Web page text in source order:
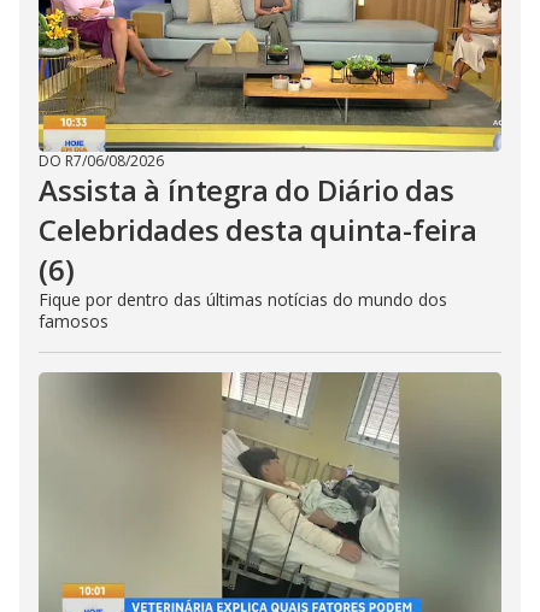
DO R7/06/08/2026
Assista à íntegra do Diário das
Celebridades desta quinta-feira
(6)
Fique por dentro das últimas notícias do mundo dos
famosos